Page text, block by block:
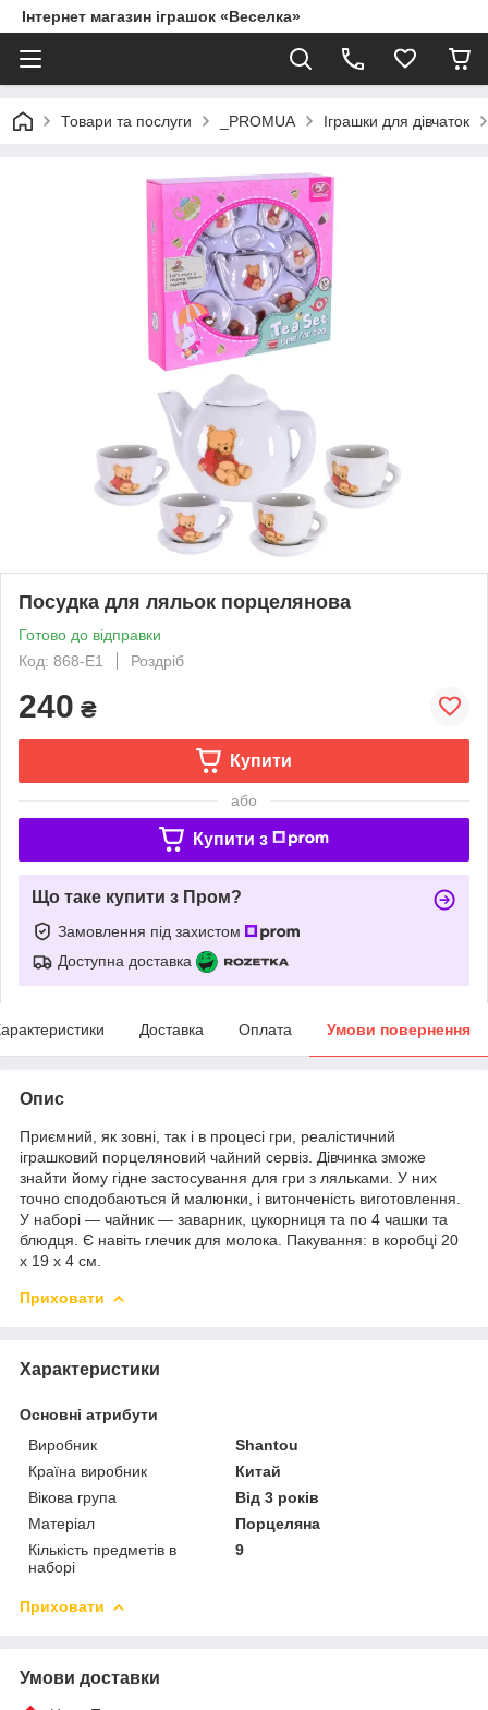
Інтернет магазин іграшок «Веселка»
Товари та послуги _PROMUA Іграшки для дівчаток
Посудка для ляльок порцелянова
Готово до відправки
Код: 868-E1
Роздріб
240 ₴
Купити
або
Купити з
Що таке купити з Пром?
Замовлення під захистом
Доступна доставка
Доставка Оплата Умови повернення
Опис
Приємний, як зовні, так і в процесі гри, реалістичний
іграшковий порцеляновий чайний сервіз. Дівчинка зможе
знайти йому гідне застосування для гри з ляльками. У них
точно сподобаються й малюнки, і витонченість виготовлення.
У наборі — чайник — заварник, цукорниця та по 4 чашки та
блюдця. Є навіть глечик для молока. Пакування: в коробці 20
х 19 х 4 см.
Приховати
Характеристики
Основні атрибути
Виробник
Shantou
Країна виробник
Китай
Вікова група
Від 3 років
Матеріал
Порцеляна
Кількість предметів в
наборі
9
Приховати
Умови доставки